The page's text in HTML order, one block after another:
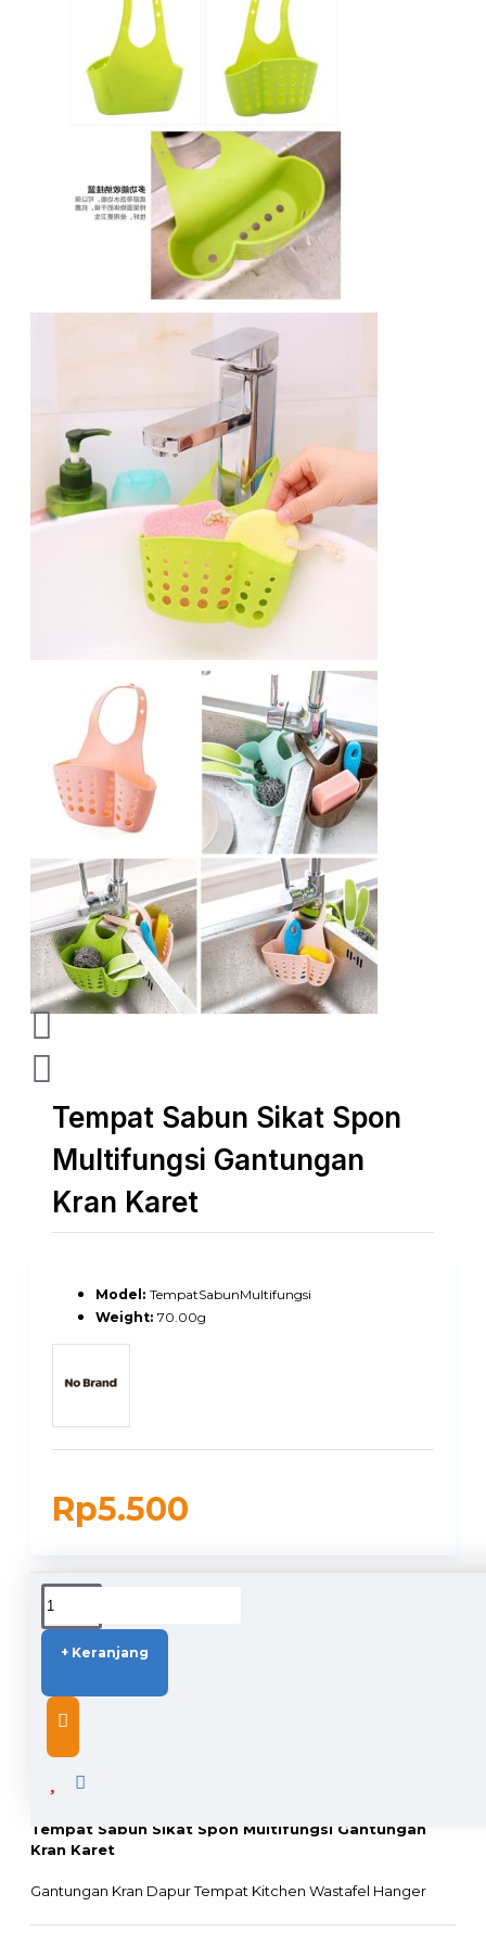
Tempat Sabun Sikat Spon
Multifungsi Gantungan
Kran Karet
Rp5.500
Model: TempatSabunMultifungsi
Weight: 70.00g
+ Keranjang
DUKUNGAN PENGIRIMAN
DESCRIPTION
Tempat Sabun Sikat Spon Multifungsi Gantungan
Kran Karet
Gantungan Kran Dapur Tempat Kitchen Wastafel Hanger